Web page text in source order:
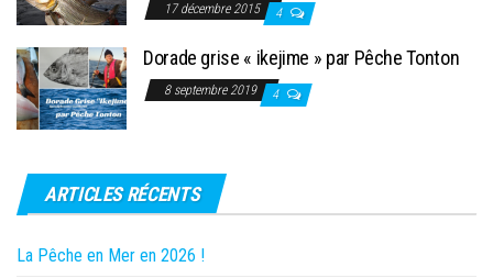
17 décembre 2015 4
Dorade grise « ikejime » par Pêche Tonton
8 septembre 2019 4
ARTICLES RÉCENTS
La Pêche en Mer en 2026 !